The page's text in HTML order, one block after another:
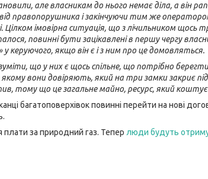
але власникам до нього немає діла, а він
правопорушника і закінчуючи тим же
імовірна ситуація, що з лічильником щось
повинні бути зацікавлені в першу чергу
керуючого, якщо він є і з ним про це домовляться.
що у них є щось спільне, що потрібно
вони довіряють, який на три замки закриє
тому що це загальне майно, ресурс, який
багатоповерхівок повинні перейти на нові
плати за природний газ. Тепер люди будуть